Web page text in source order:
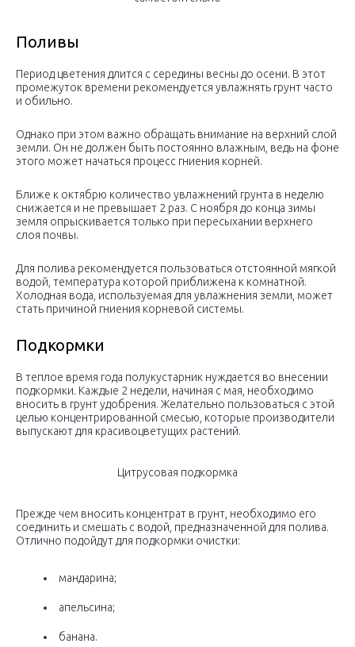
Поливы
Период цветения длится с середины весны до осени. В этот
промежуток времени рекомендуется увлажнять грунт часто
и обильно.
Однако при этом важно обращать внимание на верхний слой
земли. Он не должен быть постоянно влажным, ведь на фоне
этого может начаться процесс гниения корней.
Ближе к октябрю количество увлажнений грунта в неделю
снижается и не превышает 2 раз. С ноября до конца зимы
земля опрыскивается только при пересыхании верхнего
слоя почвы.
Для полива рекомендуется пользоваться отстоянной мягкой
водой, температура которой приближена к комнатной.
Холодная вода, используемая для увлажнения земли, может
стать причиной гниения корневой системы.
Подкормки
В теплое время года полукустарник нуждается во внесении
подкормки. Каждые 2 недели, начиная с мая, необходимо
вносить в грунт удобрения. Желательно пользоваться с этой
целью концентрированной смесью, которые производители
выпускают для красивоцветущих растений.
Цитрусовая подкормка
Прежде чем вносить концентрат в грунт, необходимо его
соединить и смешать с водой, предназначенной для полива.
Отлично подойдут для подкормки очистки:
мандарина;
апельсина;
банана.